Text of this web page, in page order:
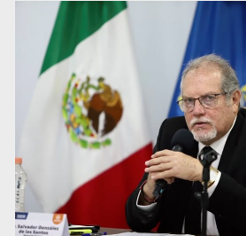
Asesinan a balazos a un hombre en